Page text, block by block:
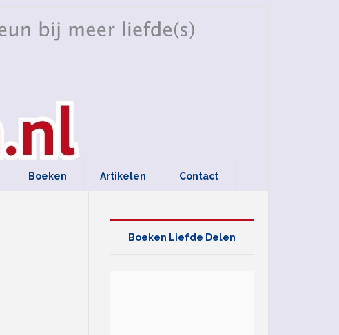
Boeken Artikelen Contact
Boeken Liefde Delen